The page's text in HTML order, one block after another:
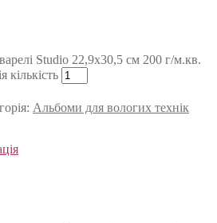
Studio 22,9х30,5 см 200 г/м.кв.
кількість
Альбоми для вологих технік